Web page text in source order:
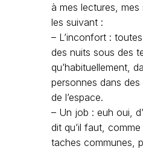
à mes lectures, mes
les suivant :
– L’inconfort :
des nuits sous des
qu’habituellement,
personnes dans
de l’espace.
– Un job : euh oui,
dit qu’il faut,
taches communes,